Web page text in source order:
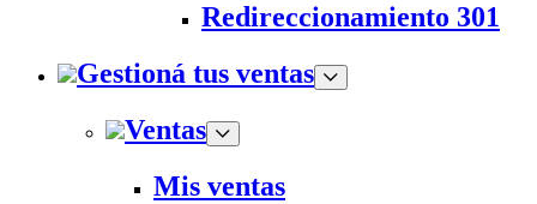
Redireccionamiento 301
Gestioná tus ventas
Ventas
Mis ventas